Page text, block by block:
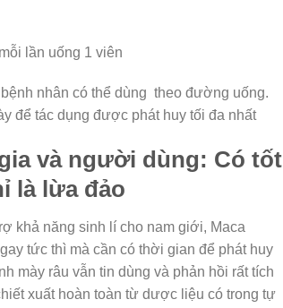
lần uống 1 viên
nhân có thể dùng theo đường uống.
để tác dụng được phát huy tối đa nhất
và người dùng: Có tốt
là lừa đảo
khả năng sinh lí cho nam giới, Maca
tức thì mà cần có thời gian để phát huy
mày râu vẫn tin dùng và phản hồi rất tích
xuất hoàn toàn từ dược liệu có trong tự